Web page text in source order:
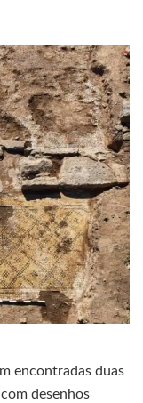
encontradas duas
desenhos